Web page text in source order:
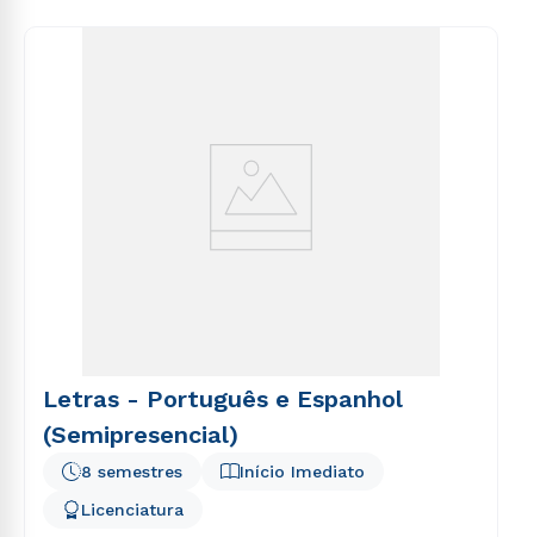
Letras - Português e Espanhol
(Semipresencial)
Início Imediato
8 semestres
Licenciatura